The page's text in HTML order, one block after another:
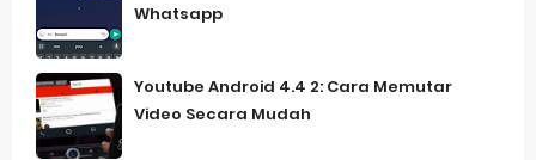
Whatsapp
Youtube Android 4.4 2: Cara Memutar
Video Secara Mudah